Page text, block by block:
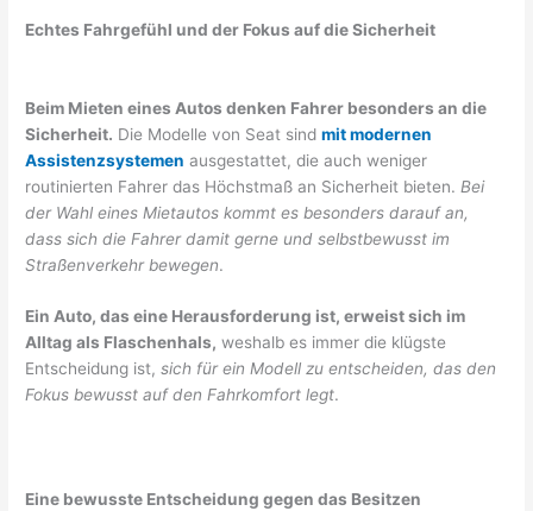
Echtes Fahrgefühl und der Fokus auf die Sicherheit
Beim Mieten eines Autos denken Fahrer besonders an die
Sicherheit. Die Modelle von Seat sindmit modernen
Assistenzsystemen ausgestattet, die auch weniger
routinierten Fahrer das Höchstmaß an Sicherheit bieten. Bei
der Wahl eines Mietautos kommt es besonders darauf an,
dass sich die Fahrer damit gerne und selbstbewusst im
Straßenverkehr bewegen.
Ein Auto, das eine Herausforderung ist, erweist sich im
Alltag als Flaschenhals, weshalb es immer die klügste
Entscheidung ist,sich für ein Modell zu entscheiden, das den
Fokus bewusst auf den Fahrkomfort legt.
Eine bewusste Entscheidung gegen das Besitzen